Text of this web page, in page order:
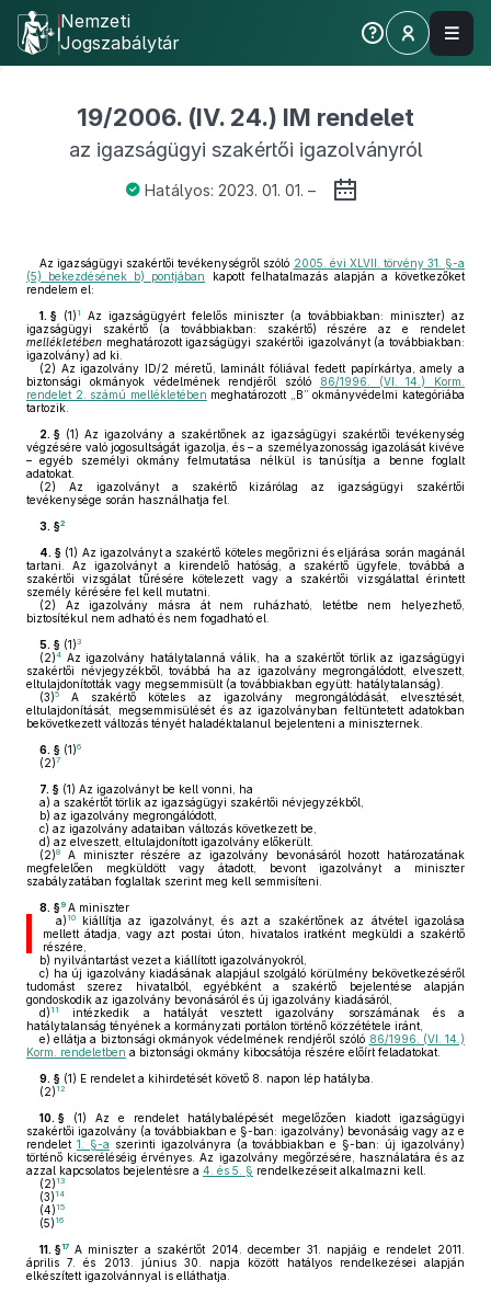
Nemzeti
Jogszabálytár
19/2006. (IV. 24.) IM rendelet
az igazságügyi szakértői igazolványról
Hatályos: 2023. 01. 01. –
Az igazságügyi szakértői tevékenységről szóló 2005. évi XLVII. törvény 31. §-a
(5) bekezdésének b) pontjában
kapott felhatalmazás alapján a következőket
rendelem el:
1. § (1) 1
Az igazságügyért felelős miniszter (a továbbiakban: miniszter) az
igazságügyi szakértő (a továbbiakban: szakértő) részére az e rendelet
mellékletében meghatározott igazságügyi szakértői igazolványt (a továbbiakban:
igazolvány) ad ki.
(2) Az igazolvány ID/2 méretű, laminált fóliával fedett papírkártya, amely a
biztonsági okmányok védelmének rendjéről szóló
86/1996. (VI. 14.) Korm.
rendelet 2. számú mellékletében meghatározott „B” okmányvédelmi kategóriába
tartozik.
2. § (1) Az igazolvány a szakértőnek az igazságügyi szakértői tevékenység
végzésére való jogosultságát igazolja, és – a személyazonosság igazolását kivéve
– egyéb személyi okmány felmutatása nélkül is tanúsítja a benne foglalt
adatokat.
(2) Az igazolványt a szakértő kizárólag az igazságügyi szakértői
tevékenysége során használhatja fel.
3. §2
4. § (1) Az igazolványt a szakértő köteles megőrizni és eljárása során magánál
tartani. Az igazolványt a kirendelő hatóság, a szakértő ügyfele, továbbá a
szakértői vizsgálat tűrésére kötelezett vagy a szakértői vizsgálattal érintett
személy kérésére fel kell mutatni.
(2) Az igazolvány másra át nem ruházható, letétbe nem helyezhető,
biztosítékul nem adható és nem fogadható el.
5. § (1)3
(2)4 Az igazolvány hatálytalanná válik, ha a szakértőt törlik az igazságügyi
szakértői névjegyzékből, továbbá ha az igazolvány megrongálódott, elveszett,
eltulajdonították vagy megsemmisült (a továbbiakban együtt: hatálytalanság).
(3)5
A szakértő köteles az igazolvány megrongálódását, elvesztését,
eltulajdonítását, megsemmisülését és az igazolványban feltüntetett adatokban
bekövetkezett változás tényét haladéktalanul bejelenteni a miniszternek.
6. § (1)6
(2)7
7. § (1) Az igazolványt be kell vonni, ha
a) a szakértőt törlik az igazságügyi szakértői névjegyzékből,
b) az igazolvány megrongálódott,
c) az igazolvány adataiban változás következett be,
d) az elveszett, eltulajdonított igazolvány előkerült.
(2)8
A miniszter részére az igazolvány bevonásáról hozott határozatának
megfelelően megküldött vagy átadott, bevont igazolványt a miniszter
szabályzatában foglaltak szerint meg kell semmisíteni.
8. §9 A miniszter
a) 10kiállítja az igazolványt, és azt a szakértőnek az átvétel igazolása
mellett átadja, vagy azt postai úton, hivatalos iratként megküldi a szakértő
részére,
b) nyilvántartást vezet a kiállított igazolványokról,
c) ha új igazolvány kiadásának alapjául szolgáló körülmény bekövetkezéséről
tudomást szerez hivatalból, egyébként a szakértő bejelentése alapján
gondoskodik az igazolvány bevonásáról és új igazolvány kiadásáról,
d) 11
intézkedik a hatályát vesztett igazolvány sorszámának és a
hatálytalanság tényének a kormányzati portálon történő közzététele iránt,
e) ellátja a biztonsági okmányok védelmének rendjéről szóló 86/1996. (VI. 14.)
Korm. rendeletben a biztonsági okmány kibocsátója részére előírt feladatokat.
9. § (1) E rendelet a kihirdetését követő 8. napon lép hatályba.
(2) 12
10. § (1) Az e rendelet hatálybalépését megelőzően kiadott igazságügyi
szakértői igazolvány (a továbbiakban e §-ban: igazolvány) bevonásáig vagy az e
rendelet 1. §-a szerinti igazolványra (a továbbiakban e §-ban: új igazolvány)
történő kicseréléséig érvényes. Az igazolvány megőrzésére, használatára és az
azzal kapcsolatos bejelentésre a 4. és 5. § rendelkezéseit alkalmazni kell.
(2) 13
(3) 14
(4) 15
(5) 16
11. §17 A miniszter a szakértőt 2014. december 31. napjáig e rendelet 2011.
április 7. és 2013. június 30. napja között hatályos rendelkezései alapján
elkészített igazolvánnyal is elláthatja.